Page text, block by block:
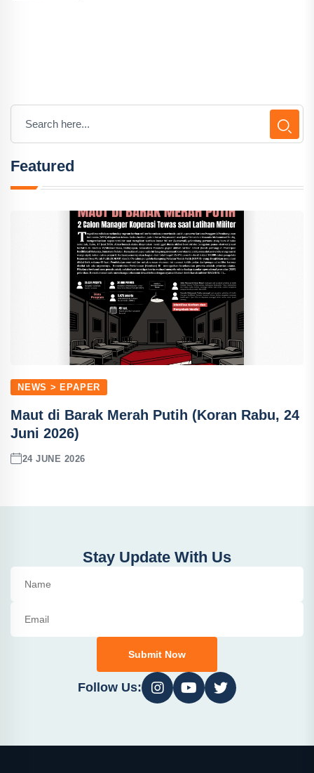
Featured
NEWS > EPAPER
Maut di Barak Merah Putih (Koran Rabu, 24
Juni 2026)
24 JUNE 2026
Stay Update With Us
Submit Now
Follow Us: